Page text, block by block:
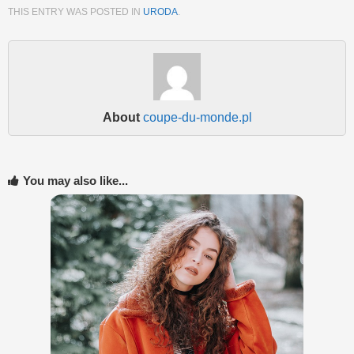
THIS ENTRY WAS POSTED IN URODA.
About coupe-du-monde.pl
You may also like...